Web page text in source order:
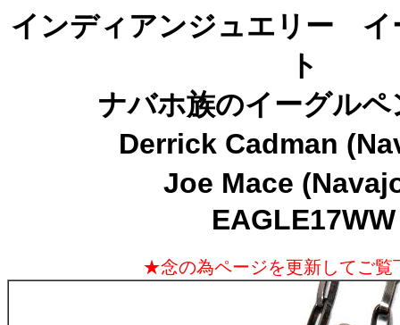
インディアンジュエリー イ
ト
ナバホ族のイーグル
Derrick Cadman
Joe Mace
EAGLE17WW
★念の為ページを更新してご